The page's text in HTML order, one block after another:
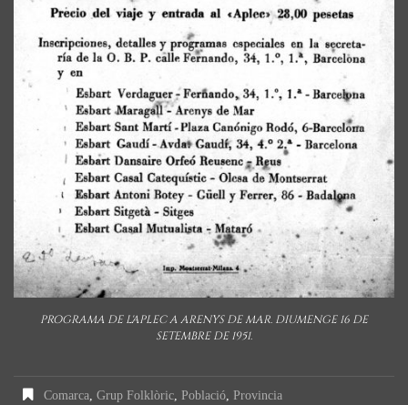
PROGRAMA DE L'APLEC A ARENYS DE MAR. DIUMENGE 16 DE
SETEMBRE DE 1951.
Comarca Grup Folklòric Població Provincia